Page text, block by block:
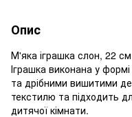
Опис
М'яка іграшка слон, 22
Іграшка виконана у
та дрібними вишитими
текстилю та підходить
дитячої кімнати.